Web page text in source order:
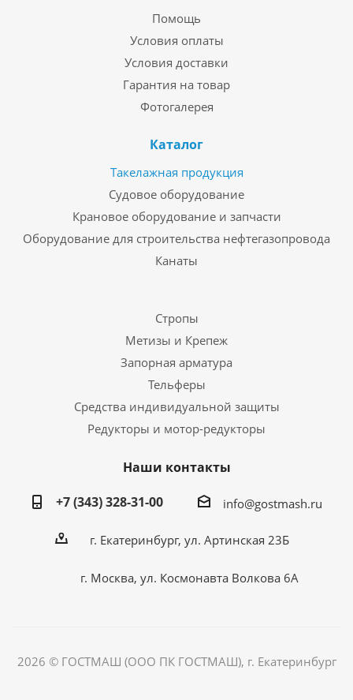
Помощь
Условия оплаты
Условия доставки
Гарантия на товар
Фотогалерея
Каталог
Такелажная продукция
Судовое оборудование
Крановое оборудование и запчасти
Оборудование для строительства нефтегазопровода
Канаты
Стропы
Метизы и Крепеж
Запорная арматура
Тельферы
Средства индивидуальной защиты
Редукторы и мотор-редукторы
Наши контакты
+7 (343) 328-31-00
info@gostmash.ru
г. Екатеринбург, ул. Артинская 23Б
г. Москва, ул. Космонавта Волкова 6А
2026 © ГОСТМАШ (ООО ПК ГОСТМАШ), г. Екатеринбург